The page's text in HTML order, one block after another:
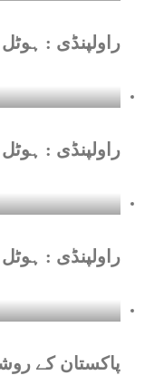
راولپنڈی :
راولپنڈی :
راولپنڈی :
پاکستان کے